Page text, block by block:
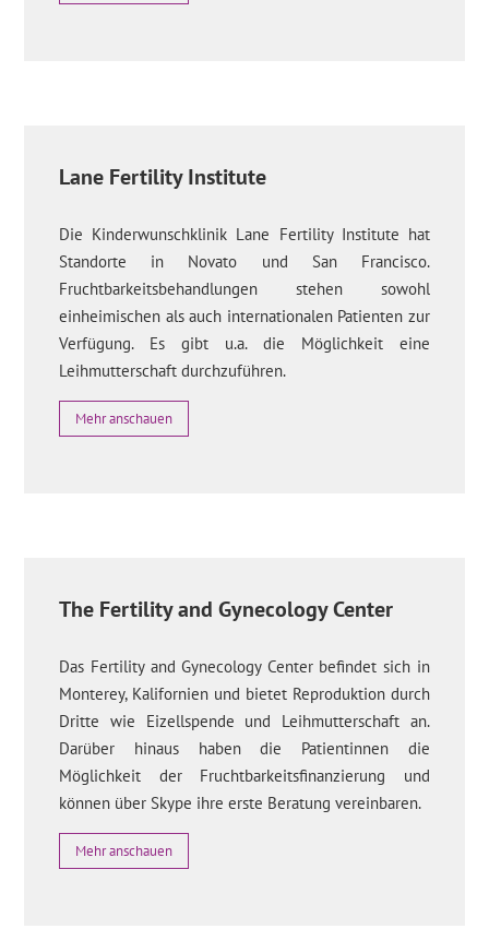
Lane Fertility Institute
Die Kinderwunschklinik Lane Fertility Institute hat
Standorte in Novato und San Francisco.
Fruchtbarkeitsbehandlungen stehen sowohl
einheimischen als auch internationalen Patienten zur
Verfügung. Es gibt u.a. die Möglichkeit eine
Leihmutterschaft durchzuführen.
Mehr anschauen
The Fertility and Gynecology Center
Das Fertility and Gynecology Center befindet sich in
Monterey, Kalifornien und bietet Reproduktion durch
Dritte wie Eizellspende und Leihmutterschaft an.
Darüber hinaus haben die Patientinnen die
Möglichkeit der Fruchtbarkeitsfinanzierung und
können über Skype ihre erste Beratung vereinbaren.
Mehr anschauen